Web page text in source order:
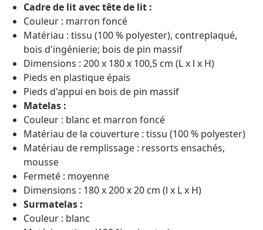
Cadre de lit avec tête de lit :
Couleur : marron foncé
Matériau : tissu (100 % polyester), contreplaqué,
bois d'ingénierie; bois de pin massif
Dimensions : 200 x 180 x 100,5 cm (L x l x H)
Pieds en plastique épais
Pieds d'appui en bois de pin massif
Matelas :
Couleur : blanc et marron foncé
Matériau de la couverture : tissu (100 % polyester)
Matériau de remplissage : ressorts ensachés,
mousse
Fermeté : moyenne
Dimensions : 180 x 200 x 20 cm (l x L x H)
Surmatelas :
Couleur : blanc